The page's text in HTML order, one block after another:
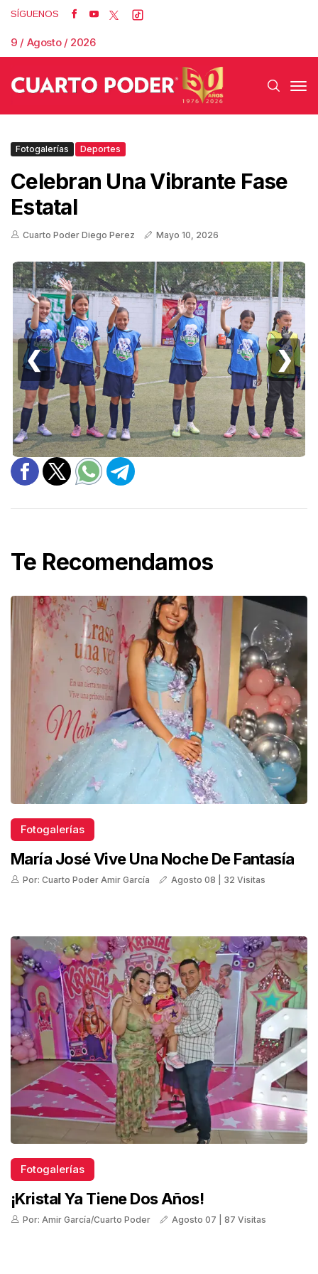
SÍGUENOS
9 / Agosto / 2026
Fotogalerías Deportes
Celebran Una Vibrante Fase
Estatal
Cuarto Poder Diego Perez Mayo 10, 2026
❮ ❯
Te Recomendamos
Fotogalerías
María José Vive Una Noche De Fantasía
Por: Cuarto Poder Amir García Agosto 08 | 32 Visitas
Fotogalerías
¡Kristal Ya Tiene Dos Años!
Por: Amir García/Cuarto Poder Agosto 07 | 87 Visitas